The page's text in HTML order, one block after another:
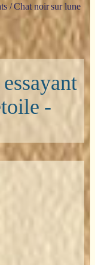
/ Chat noir sur lune
-